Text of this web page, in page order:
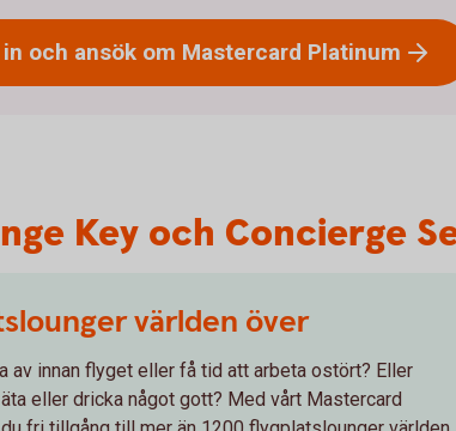
in och ansök om Mastercard Platinum
Key och Concierge
världen över
av innan flyget eller få tid att arbeta ostört? Eller
eller dricka något gott? Med vårt Mastercard